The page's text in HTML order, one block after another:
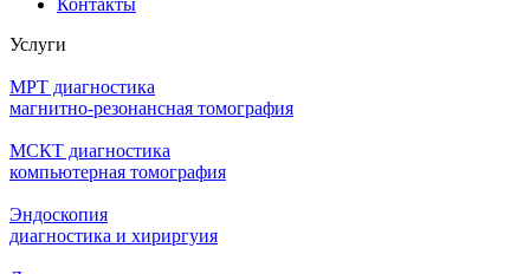
Услуги
МРТ диагностика
магнитно-резонансная томография
МСКТ диагностика
компьютерная томография
Эндоскопия
диагностика и хириргуия